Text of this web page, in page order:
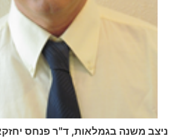
ניצב משנה בגמלאות, ד"ר פנחס